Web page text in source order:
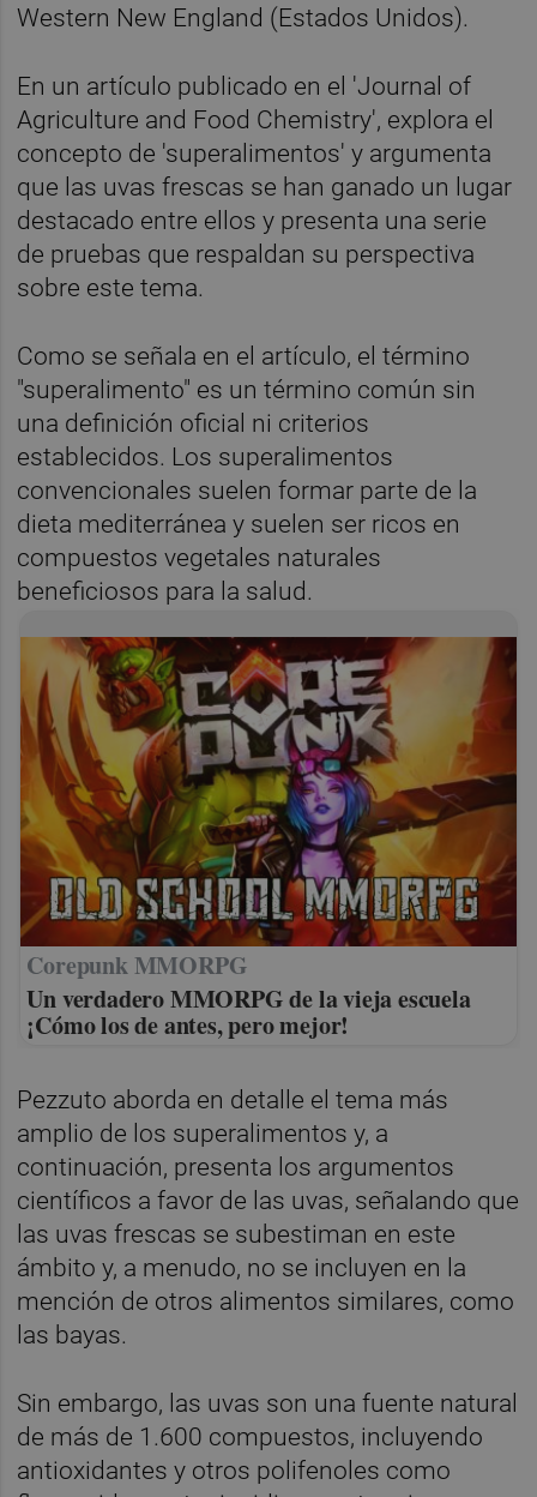
Western New England (Estados Unidos).
En un artículo publicado en el 'Journal of
Agriculture and Food Chemistry', explora el
concepto de 'superalimentos' y argumenta
que las uvas frescas se han ganado un lugar
destacado entre ellos y presenta una serie
de pruebas que respaldan su perspectiva
sobre este tema.
Como se señala en el artículo, el término
"superalimento" es un término común sin
una definición oficial ni criterios
establecidos. Los superalimentos
convencionales suelen formar parte de la
dieta mediterránea y suelen ser ricos en
compuestos vegetales naturales
beneficiosos para la salud.
Corepunk MMORPG
Un verdadero MMORPG de la vieja escuela
¡Cómo los de antes, pero mejor!
Pezzuto aborda en detalle el tema más
amplio de los superalimentos y, a
continuación, presenta los argumentos
científicos a favor de las uvas, señalando que
las uvas frescas se subestiman en este
ámbito y, a menudo, no se incluyen en la
mención de otros alimentos similares, como
las bayas.
Sin embargo, las uvas son una fuente natural
de más de 1.600 compuestos, incluyendo
antioxidantes y otros polifenoles como